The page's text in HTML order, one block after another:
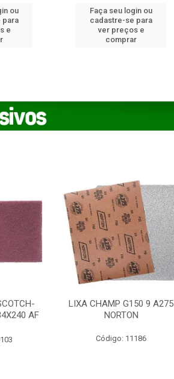
ou
para
e
Faça seu login ou
cadastre-se para
ver preços e
comprar
AF
LIXA CHAMP G150 9 A275
NORTON
Código: 11186